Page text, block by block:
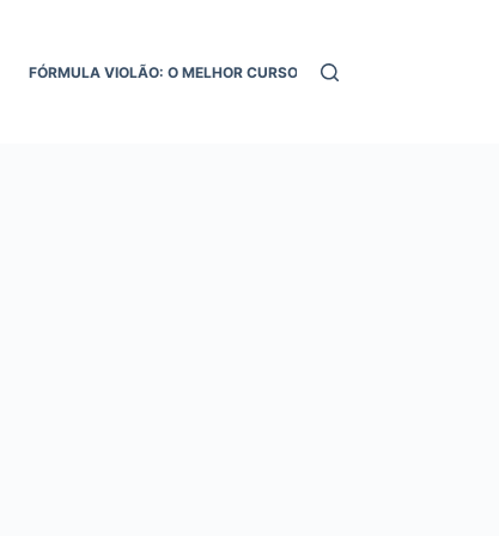
FÓRMULA VIOLÃO: O MELHOR CURSO DE VIOLÃO ONLINE!